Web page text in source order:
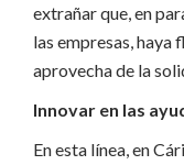
extrañar que, en
las empresas,
aprovecha de la
Innovar en las
En esta línea, en